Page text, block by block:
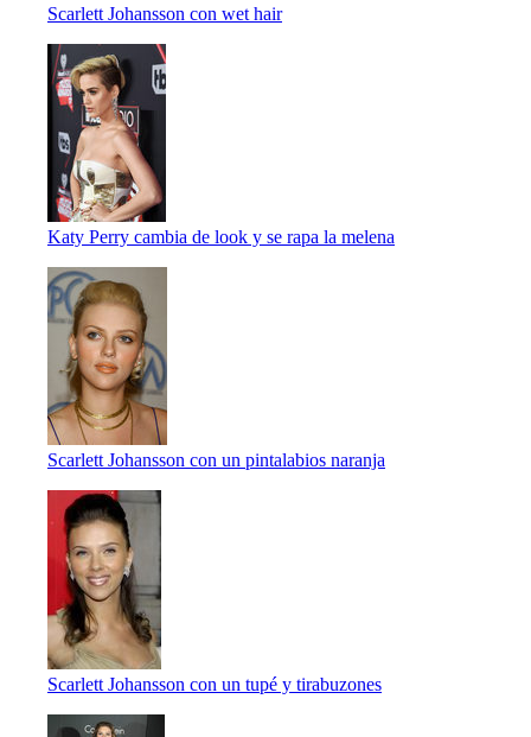
Scarlett Johansson con wet hair
Katy Perry cambia de look y se rapa la melena
Scarlett Johansson con un pintalabios naranja
Scarlett Johansson con un tupé y tirabuzones